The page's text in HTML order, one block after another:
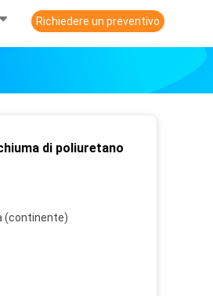
Richiedere un preventivo
di poliuretano
(continente)